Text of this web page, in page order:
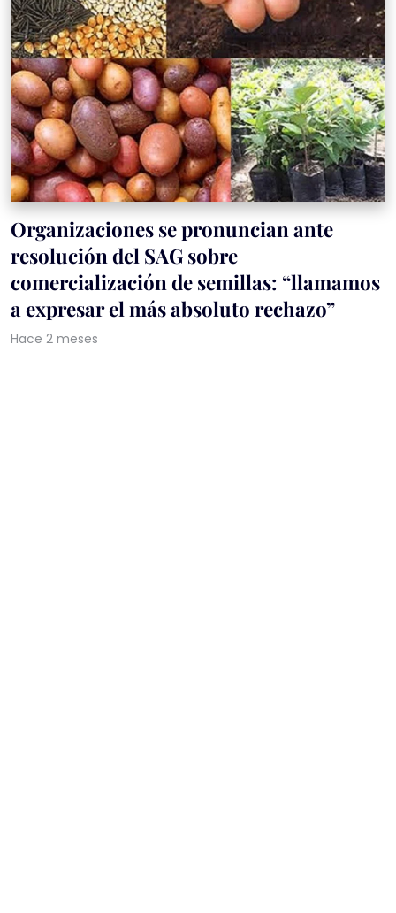
Organizaciones se pronuncian ante
resolución del SAG sobre
comercialización de semillas: “llamamos
a expresar el más absoluto rechazo”
Hace 2 meses